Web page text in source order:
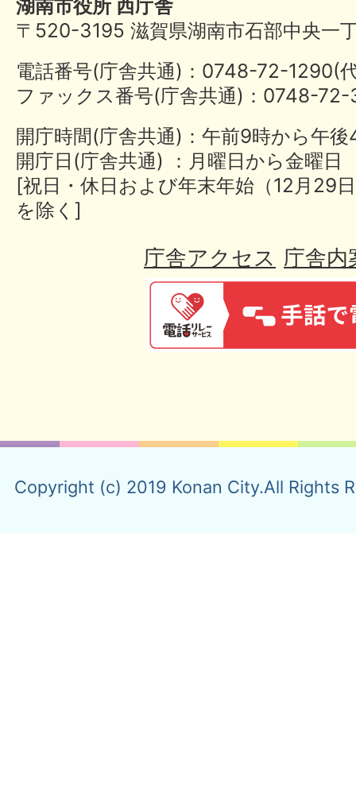
湖南市役所 西庁舎
〒520-3195 滋賀県湖南市石部中央一
電話番号(庁舎共通)：0748-72-
ファックス番号(庁舎共通)：0748-
開庁時間(庁舎共通)：午前9時から午
開庁日(庁舎共通) ：月曜日から金曜日
[祝日・休日および年末年始（12月29
を除く]
庁舎アクセス 庁舎内
Copyright (c) 2019 Konan City.All Rights